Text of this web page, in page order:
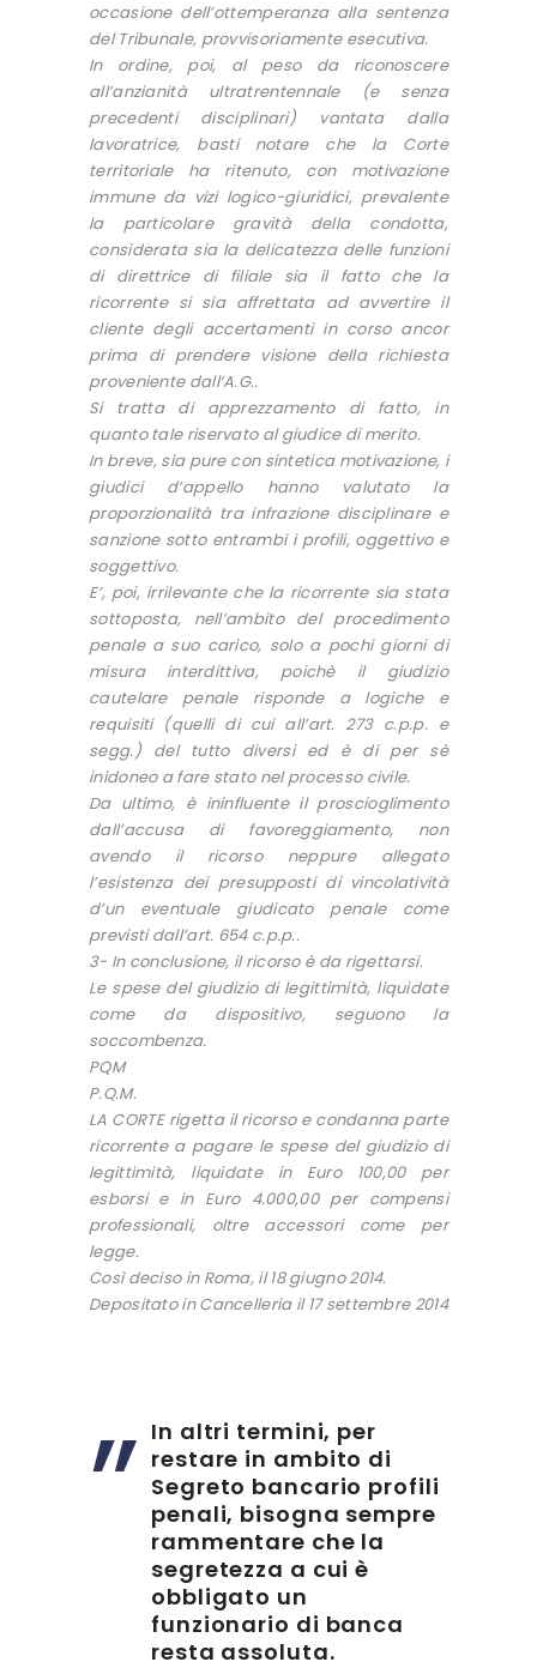
occasione dell’ottemperanza alla sentenza
del Tribunale, provvisoriamente esecutiva.
In ordine, poi, al peso da riconoscere
all’anzianità ultratrentennale (e senza
precedenti disciplinari) vantata dalla
lavoratrice, basti notare che la Corte
territoriale ha ritenuto, con motivazione
immune da vizi logico-giuridici, prevalente
la particolare gravità della condotta,
considerata sia la delicatezza delle funzioni
di direttrice di filiale sia il fatto che la
ricorrente si sia affrettata ad avvertire il
cliente degli accertamenti in corso ancor
prima di prendere visione della richiesta
proveniente dall’A.G..
Si tratta di apprezzamento di fatto, in
quanto tale riservato al giudice di merito.
In breve, sia pure con sintetica motivazione, i
giudici d’appello hanno valutato la
proporzionalità tra infrazione disciplinare e
sanzione sotto entrambi i profili, oggettivo e
soggettivo.
E’, poi, irrilevante che la ricorrente sia stata
sottoposta, nell’ambito del procedimento
penale a suo carico, solo a pochi giorni di
misura interdittiva, poichè il giudizio
cautelare penale risponde a logiche e
requisiti (quelli di cui all’art. 273 c.p.p. e
segg.) del tutto diversi ed è di per sè
inidoneo a fare stato nel processo civile.
Da ultimo, è ininfluente il proscioglimento
dall’accusa di favoreggiamento, non
avendo il ricorso neppure allegato
l’esistenza dei presupposti di vincolatività
d’un eventuale giudicato penale come
previsti dall’art. 654 c.p.p..
3- In conclusione, il ricorso è da rigettarsi.
Le spese del giudizio di legittimità, liquidate
come da dispositivo, seguono la
soccombenza.
PQM
P.Q.M.
LA CORTE rigetta il ricorso e condanna parte
ricorrente a pagare le spese del giudizio di
legittimità, liquidate in Euro 100,00 per
esborsi e in Euro 4.000,00 per compensi
professionali, oltre accessori come per
legge.
Così deciso in Roma, il 18 giugno 2014.
Depositato in Cancelleria il 17 settembre 2014
In altri termini, per
restare in ambito di
Segreto bancario profili
penali, bisogna sempre
rammentare che la
segretezza a cui è
obbligato un
funzionario di banca
resta assoluta.